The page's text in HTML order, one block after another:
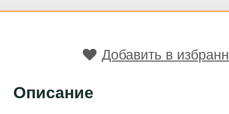
Добавить в
Описание